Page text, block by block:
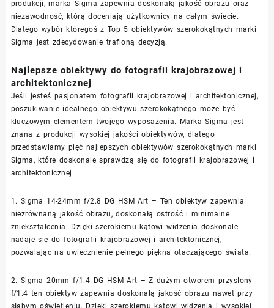
produkcji, marka Sigma zapewnia doskonałą jakość obrazu oraz
niezawodność, którą doceniają użytkownicy na całym świecie.
Dlatego wybór któregoś z Top 5 obiektywów szerokokątnych marki
Sigma jest zdecydowanie trafioną decyzją.
Najlepsze obiektywy do fotografii krajobrazowej i
architektonicznej
Jeśli jesteś pasjonatem fotografii krajobrazowej i architektonicznej,
poszukiwanie idealnego obiektywu szerokokątnego może być
kluczowym elementem twojego wyposażenia. Marka Sigma jest
znana z produkcji wysokiej jakości obiektywów, dlatego
przedstawiamy pięć najlepszych obiektywów szerokokątnych marki
Sigma, które doskonale sprawdzą się do fotografii krajobrazowej i
architektonicznej.
1. Sigma 14-24mm f/2.8 DG HSM Art – Ten obiektyw zapewnia
niezrównaną jakość obrazu, doskonałą ostrość i minimalne
zniekształcenia. Dzięki szerokiemu kątowi widzenia doskonale
nadaje się do fotografii krajobrazowej i architektonicznej,
pozwalając na uwiecznienie pełnego piękna otaczającego świata.
2. Sigma 20mm f/1.4 DG HSM Art – Z dużym otworem przysłony
f/1.4 ten obiektyw zapewnia doskonałą jakość obrazu nawet przy
słabym oświetleniu. Dzięki szerokiemu kątowi widzenia i wysokiej